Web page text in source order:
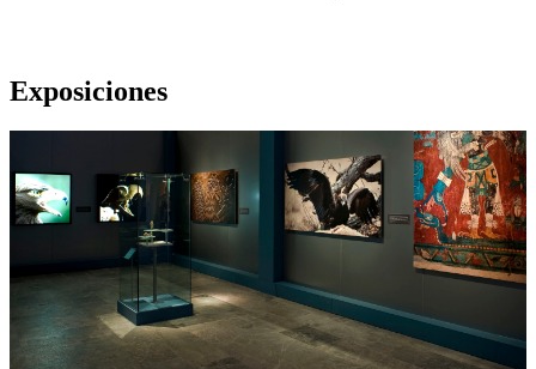
Exposiciones